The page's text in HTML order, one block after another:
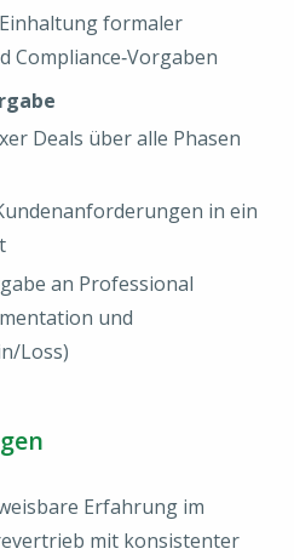
formaler
Compliance‑Vorgaben
Deals über alle Phasen
in ein
an Professional
und
Loss)
Erfahrung im
mit konsistenter